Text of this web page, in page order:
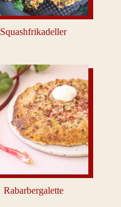
Squashfrikadeller
Rabarbergalette